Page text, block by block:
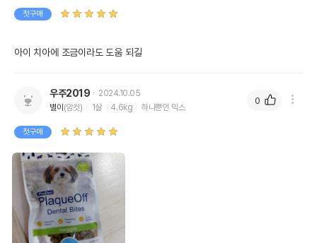
첫구매
아이 치아에 조금이라도 도움 되길
우주2019
2024.10.05
별이 (암컷) 1살 4.6kg 하나뿐인 믹스
첫구매
0